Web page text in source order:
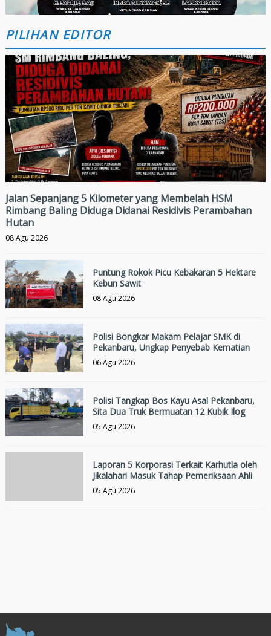
PILIHAN EDITOR
Jalan Sepanjang 5 Kilometer yang Membelah HSM
Rimbang Baling Diduga Didanai Residivis Perambahan
Hutan
08 Agu 2026
Puntung Rokok Picu Kebakaran 5 Hektare
Kebun Sawit
08 Agu 2026
Polisi Bongkar Makam Pelajar SMK di
Pekanbaru, Ungkap Penyebab Kematian
06 Agu 2026
Polisi Tangkap Bos Kayu Asal Pekanbaru,
Sita Dua Truk Bermuatan 12 Kubik Ilog
05 Agu 2026
Laporan 5 Korporasi Terkait Karhutla oleh
Jikalahari Masuk Tahap Pemeriksaan Ahli
05 Agu 2026